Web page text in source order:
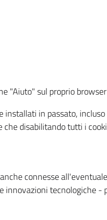
"Aiuto" sul proprio
in passato,
disabilitando tutti i
connesse
tecnologiche